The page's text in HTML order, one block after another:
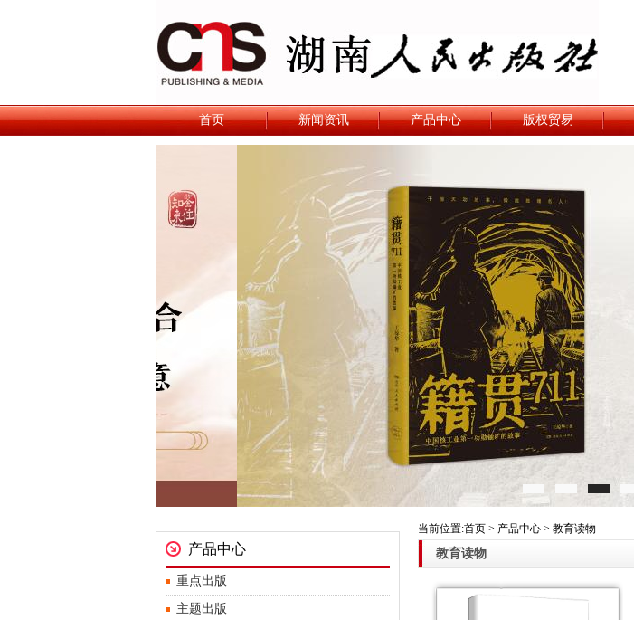
首页 新闻资讯 产品中心 版权贸易
产品中心
重点出版
主题出版
当前位置:首页 > 产品中心 > 教育读物
教育读物